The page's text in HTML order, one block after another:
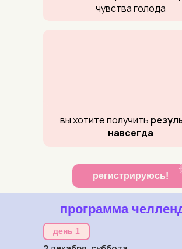
чувства голода
вы хотите получить
навсегда
регистрируюсь!
день 1
программа